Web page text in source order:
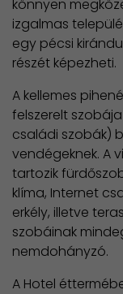
könnyen
izgalmas
egy pécsi
részét képezheti.
A kellemes
felszerelt
családi szobák)
vendégeknek. A
tartozik
klíma, Internet
erkély, illetve
szobáinak
nemdohányzó.
A Hotel